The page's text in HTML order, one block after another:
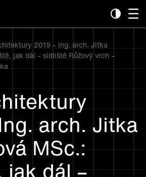
2019 – Ing. arch. Jitka
jak dál – sídliště Růžový vrch –
arch. Jitka
MSc.:
jak dál –